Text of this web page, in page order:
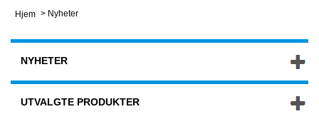
Hjem > Nyheter
NYHETER
UTVALGTE PRODUKTER